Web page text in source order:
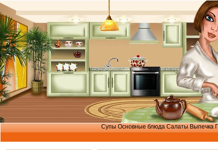
Супы Основные блюда Салаты Выпечка